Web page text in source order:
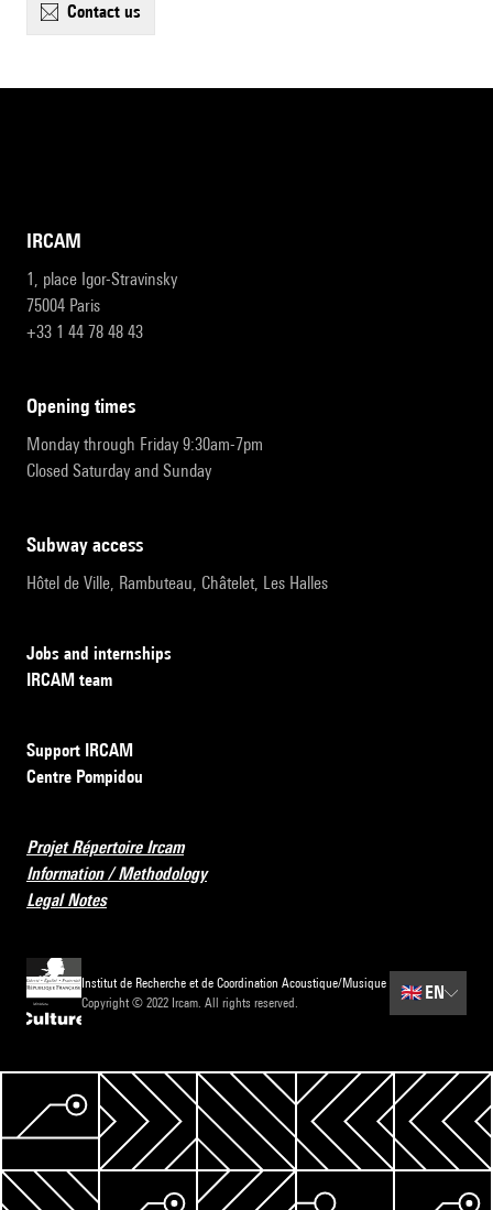
contact us
IRCAM
1, place Igor-Stravinsky
75004 Paris
+33 1 44 78 48 43
opening times
Monday through Friday 9:30am-7pm
Closed Saturday and Sunday
subway access
Hôtel de Ville, Rambuteau, Châtelet, Les Halles
Jobs and internships
IRCAM team
Support IRCAM
Centre Pompidou
Projet Répertoire Ircam
Information / Methodology
Legal Notes
Institut de Recherche et de Coordination Acoustique/Musique
Copyright © 2022 Ircam. All rights reserved.
🇬🇧 EN